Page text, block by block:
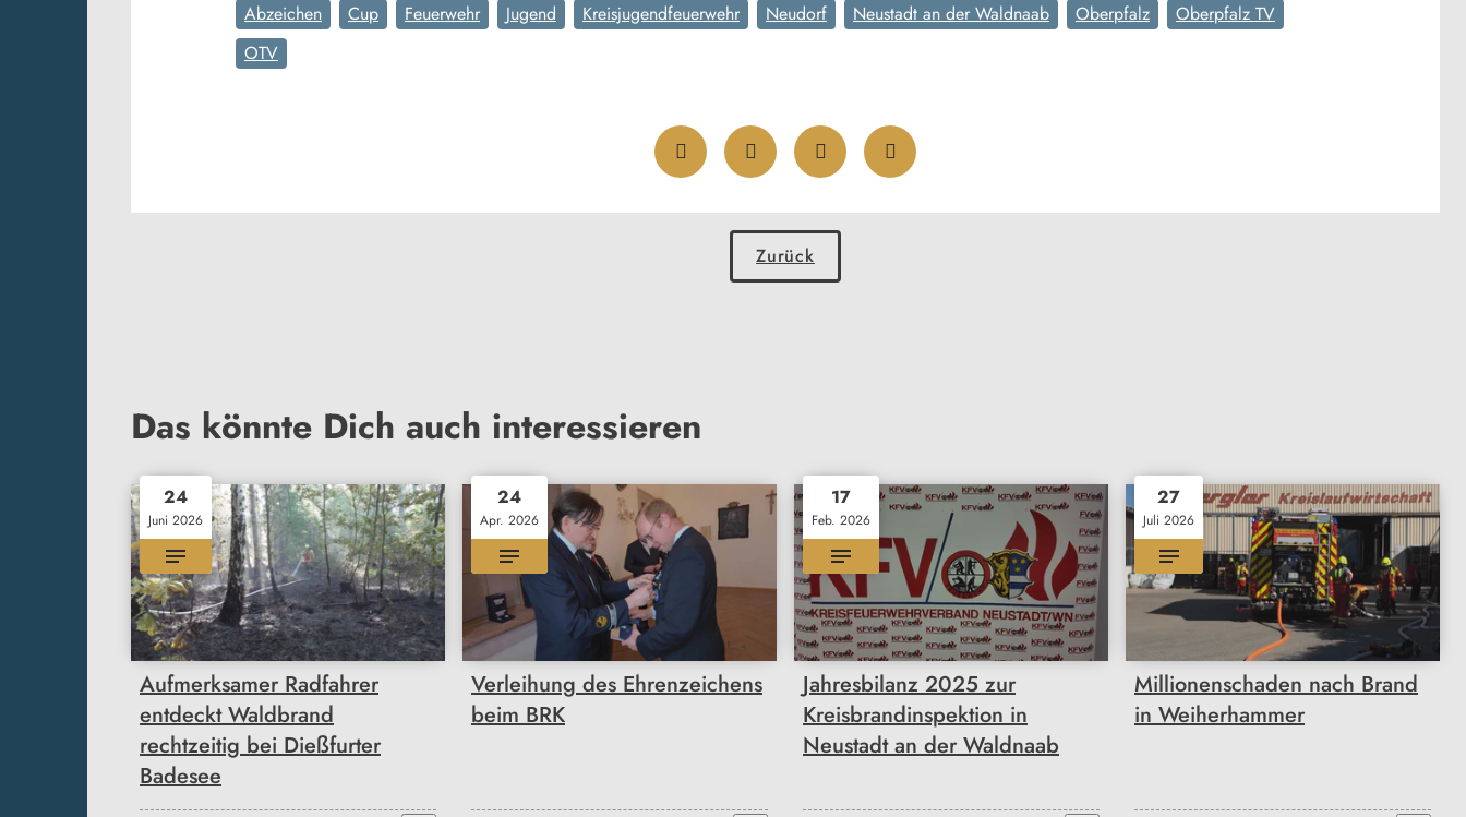
Abzeichen Cup Feuerwehr Jugend Kreisjugendfeuerwehr Neudorf Neustadt an der Waldnaab Oberpfalz
Oberpfalz TV
OTV
Zurück
Das könnte Dich auch interessieren
24
Juni 2026
Aufmerksamer Radfahrer
entdeckt Waldbrand
rechtzeitig bei Dießfurter
Badesee
24
Apr. 2026
Verleihung des Ehrenzeichens
beim BRK
17
Feb. 2026
Jahresbilanz 2025 zur
Kreisbrandinspektion in
Neustadt an der Waldnaab
27
Juli 2026
Millionenschaden nach Brand
in Weiherhammer